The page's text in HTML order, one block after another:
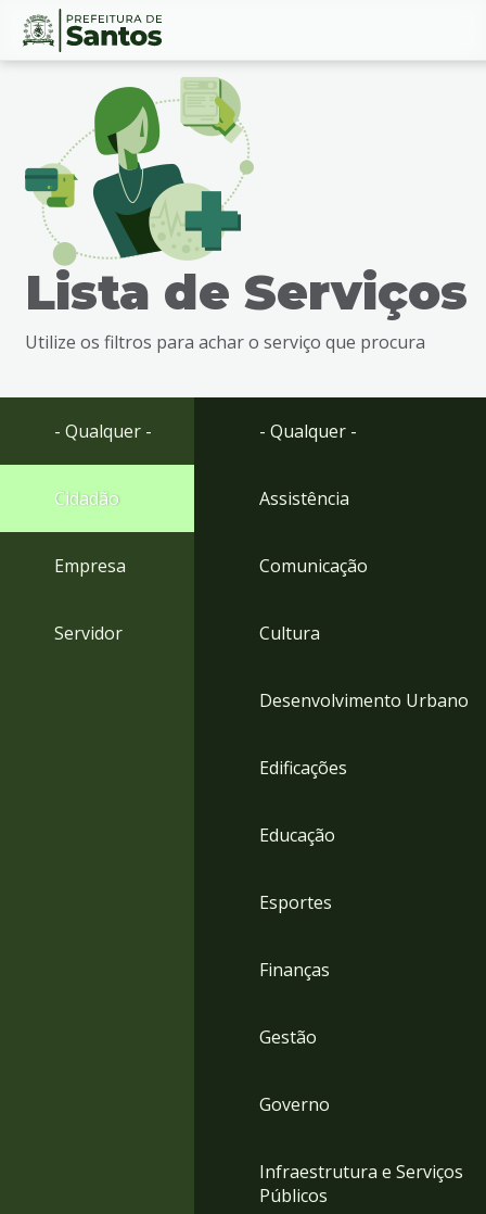
Ir
busca
Ir
rodapé
Conteúdo
Lista de Serviços
Utilize os filtros para achar o serviço que procura
- Qualquer -
Cidadão
Empresa
Servidor
- Qualquer -
Assistência
Comunicação
Cultura
Desenvolvimento Urbano
Edificações
Educação
Esportes
Finanças
Gestão
Governo
Infraestrutura e Serviços
Públicos